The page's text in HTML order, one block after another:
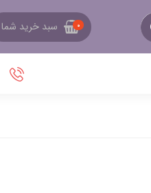
0 سبد خرید شما